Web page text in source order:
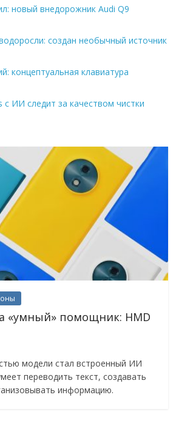
новый внедорожник Audi Q9
создан необычный источник
концептуальная клавиатура
с ИИ следит за качеством чистки
«умный» помощник: HMD
модели стал встроенный ИИ
переводить текст, создавать
информацию.